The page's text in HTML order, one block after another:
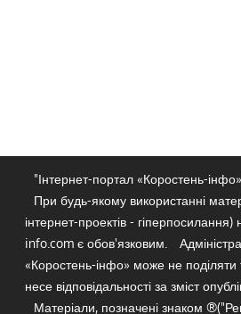
"Інтернет-портал «Коростень-інфо».
При будь-якому використанні
інтернет-проектів -
info.com є обов'язковим.
«Коростень-інфо» може не поділяти
несе відповідальності за зміст
Матеріали, позначені знаком